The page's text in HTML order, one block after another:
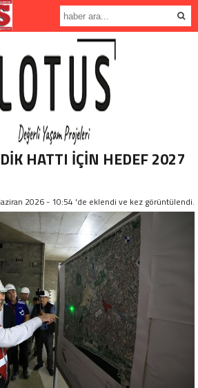
HATTI İÇİN HEDEF 2027
2026 - 10:54 'de eklendi ve kez görüntülendi.